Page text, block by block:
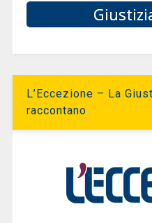
L’Eccezione – La
raccontano